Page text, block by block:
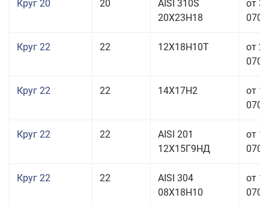
Круг 20 20
AISI 310S
20Х23Н18
от
Круг 22 22 12Х18Н10Т
от
Круг 22 22 14Х17Н2
от
Круг 22 22
AISI 201
12Х15Г9НД
от
Круг 22 22
AISI 304
08Х18Н10
от